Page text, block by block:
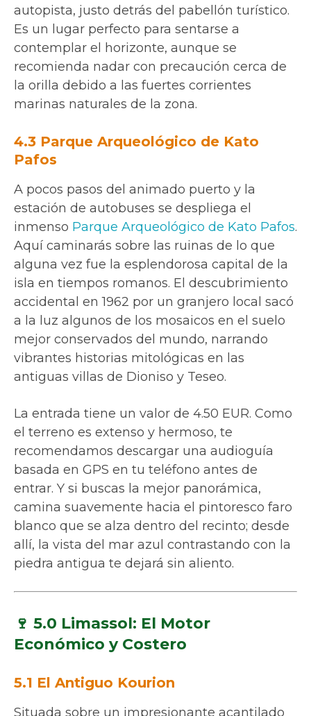
autopista, justo detrás del pabellón turístico.
Es un lugar perfecto para sentarse a
contemplar el horizonte, aunque se
recomienda nadar con precaución cerca de
la orilla debido a las fuertes corrientes
marinas naturales de la zona.
4.3 Parque Arqueológico de Kato
Pafos
A pocos pasos del animado puerto y la
estación de autobuses se despliega el
inmenso Parque Arqueológico de Kato Pafos.
Aquí caminarás sobre las ruinas de lo que
alguna vez fue la esplendorosa capital de la
isla en tiempos romanos. El descubrimiento
accidental en 1962 por un granjero local sacó
a la luz algunos de los mosaicos en el suelo
mejor conservados del mundo, narrando
vibrantes historias mitológicas en las
antiguas villas de Dioniso y Teseo.
La entrada tiene un valor de 4.50 EUR. Como
el terreno es extenso y hermoso, te
recomendamos descargar una audioguía
basada en GPS en tu teléfono antes de
entrar. Y si buscas la mejor panorámica,
camina suavemente hacia el pintoresco faro
blanco que se alza dentro del recinto; desde
allí, la vista del mar azul contrastando con la
piedra antigua te dejará sin aliento.
🍷 5.0 Limassol: El Motor
Económico y Costero
5.1 El Antiguo Kourion
Situada sobre un impresionante acantilado